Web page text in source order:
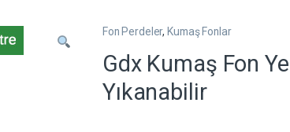
Fon Perdeler,Kumaş Fonlar
Gdx Kumaş Fon
Yıkanabilir